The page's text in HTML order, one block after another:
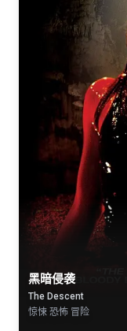
黑暗侵袭
The Descent
惊悚 恐怖 冒险